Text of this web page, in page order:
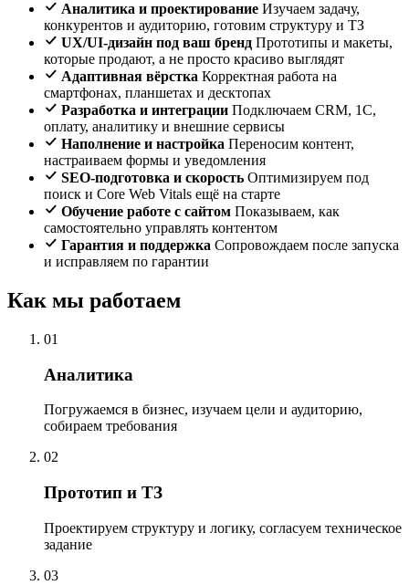
Аналитика и проектирование Изучаем задачу,
конкурентов и аудиторию, готовим структуру и ТЗ
UX/UI-дизайн под ваш бренд Прототипы и макеты,
которые продают, а не просто красиво выглядят
Адаптивная вёрстка Корректная работа на
смартфонах, планшетах и десктопах
Разработка и интеграции Подключаем CRM, 1С,
оплату, аналитику и внешние сервисы
Наполнение и настройка Переносим контент,
настраиваем формы и уведомления
SEO-подготовка и скорость Оптимизируем под
поиск и Core Web Vitals ещё на старте
Обучение работе с сайтом Показываем, как
самостоятельно управлять контентом
Гарантия и поддержка Сопровождаем после запуска
и исправляем по гарантии
Как мы работаем
01
Аналитика
Погружаемся в бизнес, изучаем цели и аудиторию,
собираем требования
02
Прототип и ТЗ
Проектируем структуру и логику, согласуем техническое
задание
03